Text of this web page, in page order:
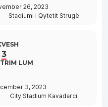
26, 2023
Stadiumi i Qytetit Strugë
3
LUM
3, 2023
City Stadium Kavadarci